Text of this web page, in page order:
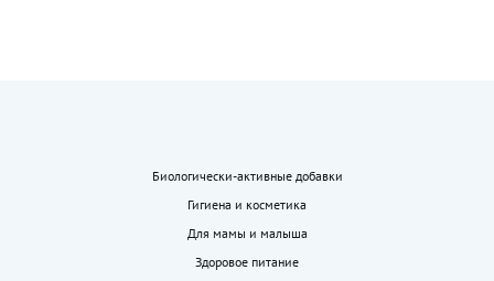
Биологически-активные добавки
Гигиена и косметика
Для мамы и малыша
Здоровое питание